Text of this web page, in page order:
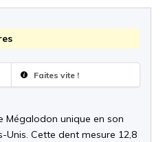
Faites vite !
Mégalodon unique en son
Cette dent mesure 12,8